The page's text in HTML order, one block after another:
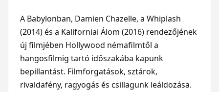
A Babylonban, Damien Chazelle, a Whiplash
(2014) és a Kaliforniai Álom (2016) rendezőjének
új filmjében Hollywood némafilmtől a
hangosfilmig tartó időszakába kapunk
bepillantást. Filmforgatások, sztárok,
rivaldafény, ragyogás és csillagunk leáldozása.